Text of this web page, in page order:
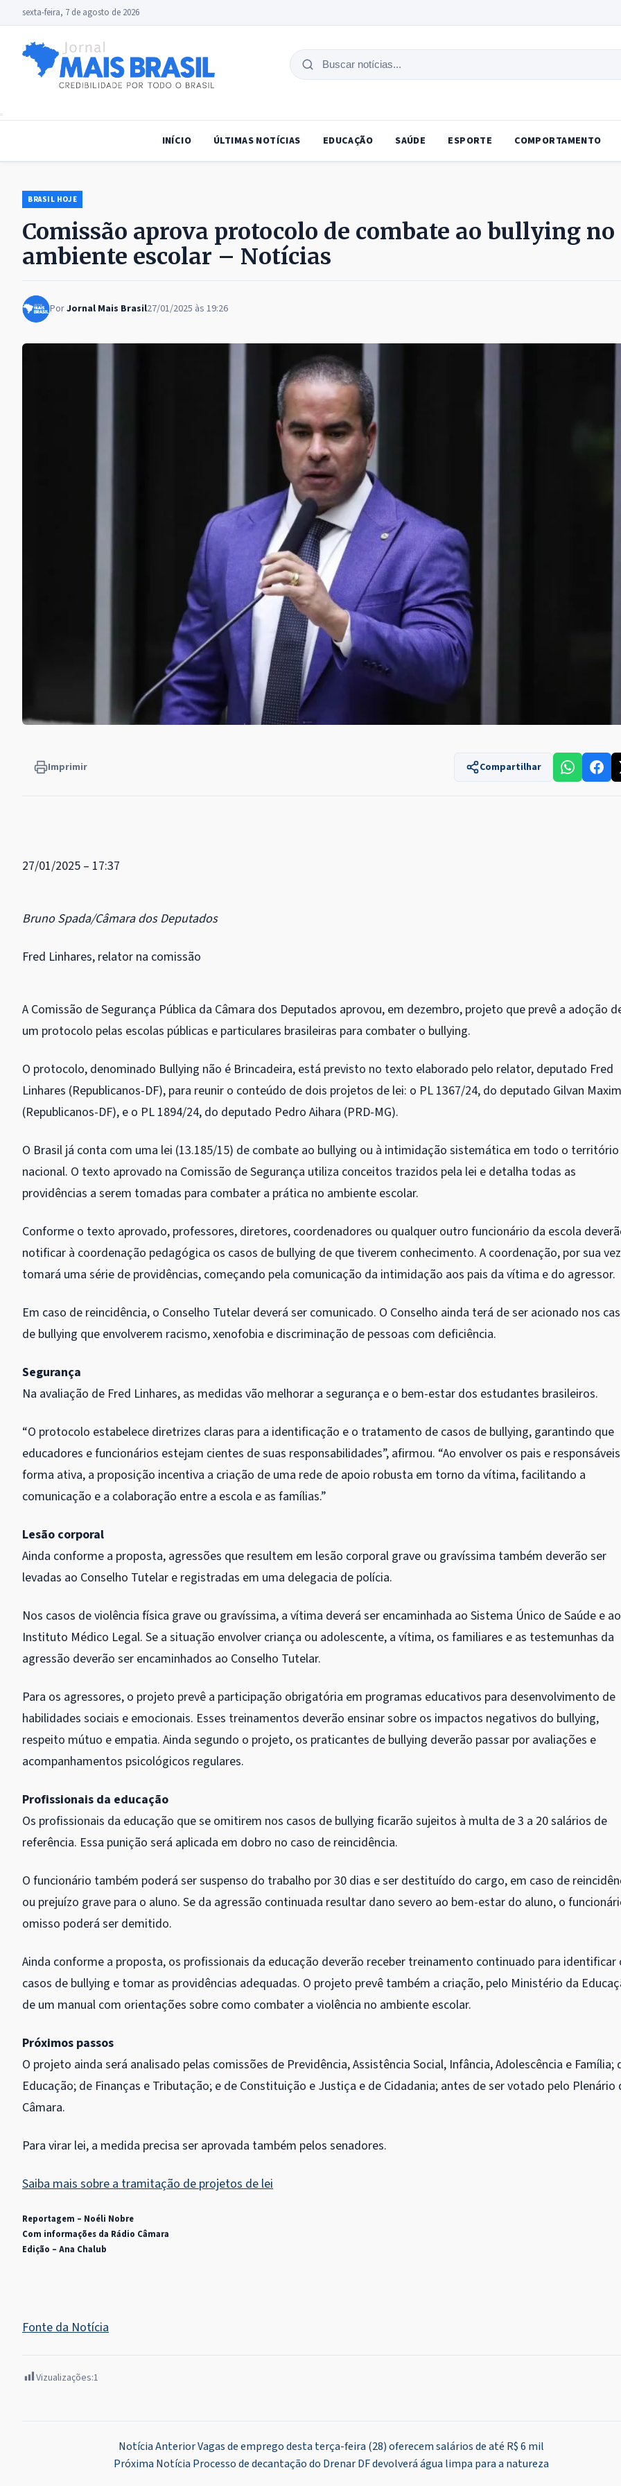
sexta-feira, 7 de agosto de 2026
Buscar
INÍCIO ÚLTIMAS NOTÍCIAS EDUCAÇÃO SAÚDE ESPORTE COMPORTAMENTO
BRASIL HOJE
Comissão aprova protocolo de combate ao bullying no
ambiente escolar – Notícias
PorJornal Mais Brasil27/01/2025 às 19:26
Imprimir Compartilhar
27/01/2025 – 17:37
Bruno Spada/Câmara dos Deputados
Fred Linhares, relator na comissão
A Comissão de Segurança Pública da Câmara dos Deputados aprovou, em dezembro, projeto que prevê a adoção
um protocolo pelas escolas públicas e particulares brasileiras para combater o bullying.
O protocolo, denominado Bullying não é Brincadeira, está previsto no texto elaborado pelo relator, deputado Fred
Linhares (Republicanos-DF), para reunir o conteúdo de dois projetos de lei: o PL 1367/24, do deputado Gilvan
(Republicanos-DF), e o PL 1894/24, do deputado Pedro Aihara (PRD-MG).
O Brasil já conta com uma lei (13.185/15) de combate ao bullying ou à intimidação sistemática em todo o território
nacional. O texto aprovado na Comissão de Segurança utiliza conceitos trazidos pela lei e detalha todas as
providências a serem tomadas para combater a prática no ambiente escolar.
Conforme o texto aprovado, professores, diretores, coordenadores ou qualquer outro funcionário da escola
notificar à coordenação pedagógica os casos de bullying de que tiverem conhecimento. A coordenação, por sua
tomará uma série de providências, começando pela comunicação da intimidação aos pais da vítima e do agressor.
Em caso de reincidência, o Conselho Tutelar deverá ser comunicado. O Conselho ainda terá de ser acionado nos
de bullying que envolverem racismo, xenofobia e discriminação de pessoas com deficiência.
Segurança
Na avaliação de Fred Linhares, as medidas vão melhorar a segurança e o bem-estar dos estudantes brasileiros.
“O protocolo estabelece diretrizes claras para a identificação e o tratamento de casos de bullying, garantindo que
educadores e funcionários estejam cientes de suas responsabilidades”, afirmou. “Ao envolver os pais e
forma ativa, a proposição incentiva a criação de uma rede de apoio robusta em torno da vítima, facilitando a
comunicação e a colaboração entre a escola e as famílias.”
Lesão corporal
Ainda conforme a proposta, agressões que resultem em lesão corporal grave ou gravíssima também deverão ser
levadas ao Conselho Tutelar e registradas em uma delegacia de polícia.
Nos casos de violência física grave ou gravíssima, a vítima deverá ser encaminhada ao Sistema Único de Saúde e ao
Instituto Médico Legal. Se a situação envolver criança ou adolescente, a vítima, os familiares e as testemunhas da
agressão deverão ser encaminhados ao Conselho Tutelar.
Para os agressores, o projeto prevê a participação obrigatória em programas educativos para desenvolvimento de
habilidades sociais e emocionais. Esses treinamentos deverão ensinar sobre os impactos negativos do bullying,
respeito mútuo e empatia. Ainda segundo o projeto, os praticantes de bullying deverão passar por avaliações e
acompanhamentos psicológicos regulares.
Profissionais da educação
Os profissionais da educação que se omitirem nos casos de bullying ficarão sujeitos à multa de 3 a 20 salários de
referência. Essa punição será aplicada em dobro no caso de reincidência.
O funcionário também poderá ser suspenso do trabalho por 30 dias e ser destituído do cargo, em caso de
ou prejuízo grave para o aluno. Se da agressão continuada resultar dano severo ao bem-estar do aluno, o
omisso poderá ser demitido.
Ainda conforme a proposta, os profissionais da educação deverão receber treinamento continuado para identificar
casos de bullying e tomar as providências adequadas. O projeto prevê também a criação, pelo Ministério da
de um manual com orientações sobre como combater a violência no ambiente escolar.
Próximos passos
O projeto ainda será analisado pelas comissões de Previdência, Assistência Social, Infância, Adolescência e Família;
Educação; de Finanças e Tributação; e de Constituição e Justiça e de Cidadania; antes de ser votado pelo Plenário
Câmara.
Para virar lei, a medida precisa ser aprovada também pelos senadores.
Saiba mais sobre a tramitação de projetos de lei
Reportagem – Noéli Nobre
Com informações da Rádio Câmara
Edição – Ana Chalub
Fonte da Notícia
Vizualizações:1
Notícia AnteriorVagas de emprego desta terça-feira (28) oferecem salários de até R$ 6 mil
Próxima Notícia Processo de decantação do Drenar DF devolverá água limpa para a natureza